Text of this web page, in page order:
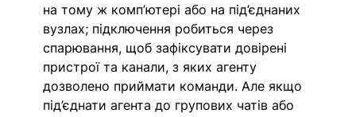
на тому ж комп’ютері або на під’єднаних
вузлах; підключення робиться через
спарювання, щоб зафіксувати довірені
пристрої та канали, з яких агенту
дозволено приймати команди. Але якщо
під’єднати агента до групових чатів або